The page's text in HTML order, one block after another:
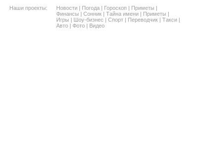
Наши проекты:
Новости Погода Гороскоп Приметы
Финансы
Сонник Тайна имени Приметы
Игры
Шоу-бизнес Спорт Переводчик Такси
Авто
Фото Видео